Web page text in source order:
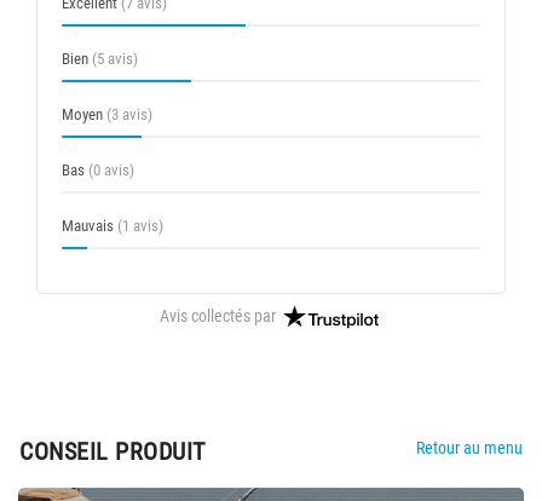
Bien (5 avis)
Moyen (3 avis)
Bas (0 avis)
Mauvais (1 avis)
Avis collectés par
CONSEIL PRODUIT Retour au menu